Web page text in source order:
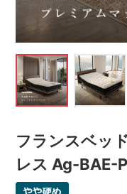
フランスベッ
レス Ag-BAE-